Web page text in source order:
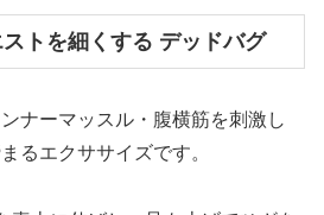
トを細くする デッドバグ
ナーマッスル・腹横筋を刺激し
るエクササイズです。